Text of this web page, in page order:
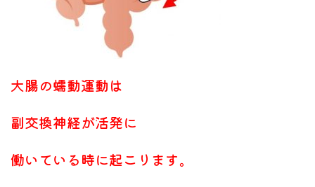
大腸の蠕動運動は
副交換神経が活発に
働いている時に起こります。